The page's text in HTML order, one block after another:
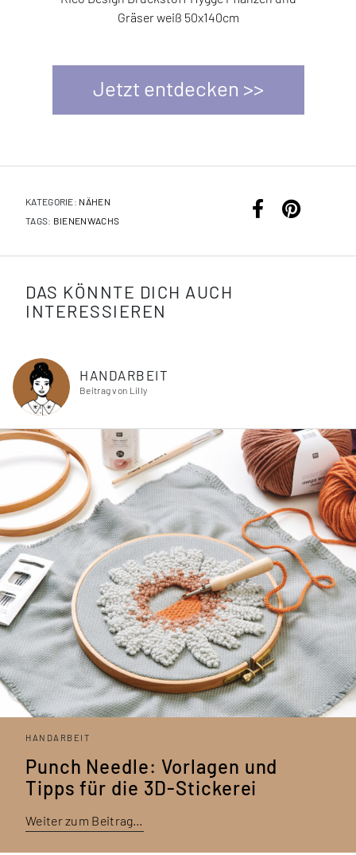
Gräser weiß 50x140cm3134528
Jetzt entdecken >>
KATEGORIE: NÄHEN
TAGS: BIENENWACHS
DAS KÖNNTE DICH AUCH
INTERESSIEREN
HANDARBEIT
Beitrag von Lilly
HANDARBEIT
Punch Needle: Vorlagen und
Tipps für die 3D-Stickerei
Weiter zum Beitrag…